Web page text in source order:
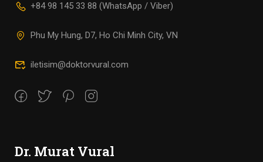
+84 98 145 33 88 (WhatsApp / Viber)
Phu My Hung, D7, Ho Chi Minh City, VN
iletisim@doktorvural.com
Dr. Murat Vural